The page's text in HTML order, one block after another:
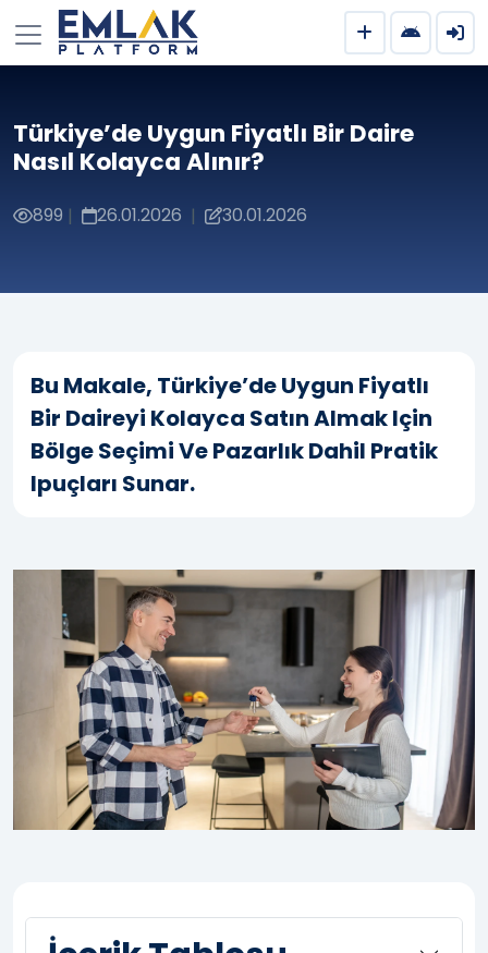
Türkiye’de Uygun Fiyatlı Bir Daire
Nasıl Kolayca Alınır?
899 | 26.01.2026 | 30.01.2026
Bu Makale, Türkiye’de Uygun Fiyatlı
Bir Daireyi Kolayca Satın Almak Için
Bölge Seçimi Ve Pazarlık Dahil Pratik
Ipuçları Sunar.